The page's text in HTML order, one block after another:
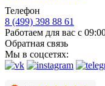
Телефон
8 (499) 398 88 61
Работаем для вас с
Обратная связь
Мы в соцсетях: